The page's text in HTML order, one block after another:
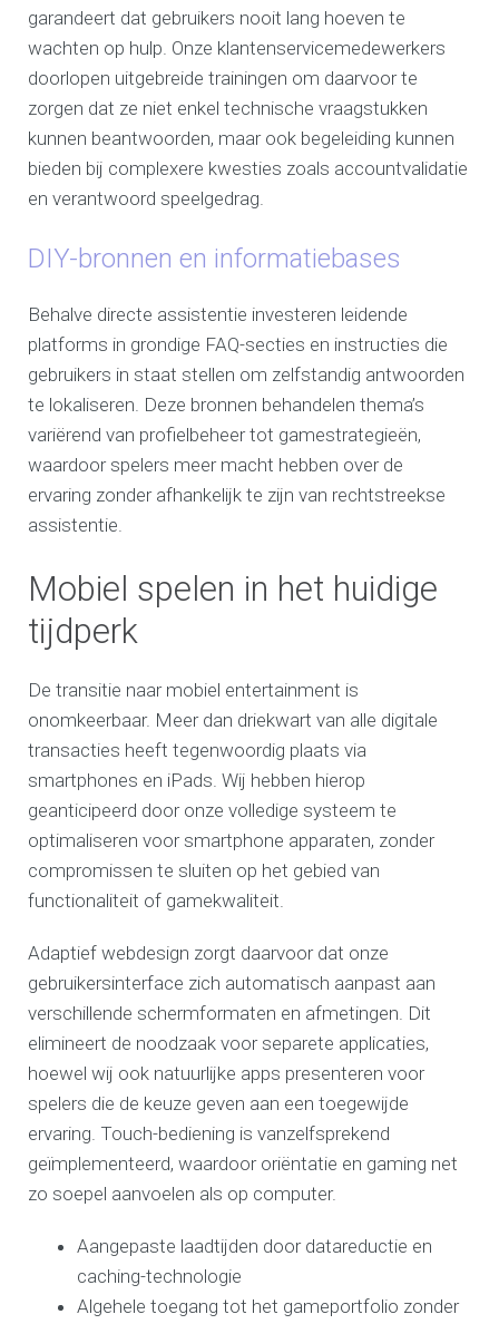
garandeert dat gebruikers nooit lang hoeven te
wachten op hulp. Onze klantenservicemedewerkers
doorlopen uitgebreide trainingen om daarvoor te
zorgen dat ze niet enkel technische vraagstukken
kunnen beantwoorden, maar ook begeleiding kunnen
bieden bij complexere kwesties zoals accountvalidatie
en verantwoord speelgedrag.
DIY-bronnen en informatiebases
Behalve directe assistentie investeren leidende
platforms in grondige FAQ-secties en instructies die
gebruikers in staat stellen om zelfstandig antwoorden
te lokaliseren. Deze bronnen behandelen thema’s
variërend van profielbeheer tot gamestrategieën,
waardoor spelers meer macht hebben over de
ervaring zonder afhankelijk te zijn van rechtstreekse
assistentie.
Mobiel spelen in het huidige
tijdperk
De transitie naar mobiel entertainment is
onomkeerbaar. Meer dan driekwart van alle digitale
transacties heeft tegenwoordig plaats via
smartphones en iPads. Wij hebben hierop
geanticipeerd door onze volledige systeem te
optimaliseren voor smartphone apparaten, zonder
compromissen te sluiten op het gebied van
functionaliteit of gamekwaliteit.
Adaptief webdesign zorgt daarvoor dat onze
gebruikersinterface zich automatisch aanpast aan
verschillende schermformaten en afmetingen. Dit
elimineert de noodzaak voor separete applicaties,
hoewel wij ook natuurlijke apps presenteren voor
spelers die de keuze geven aan een toegewijde
ervaring. Touch-bediening is vanzelfsprekend
geïmplementeerd, waardoor oriëntatie en gaming net
zo soepel aanvoelen als op computer.
Aangepaste laadtijden door datareductie en
caching-technologie
Algehele toegang tot het gameportfolio zonder